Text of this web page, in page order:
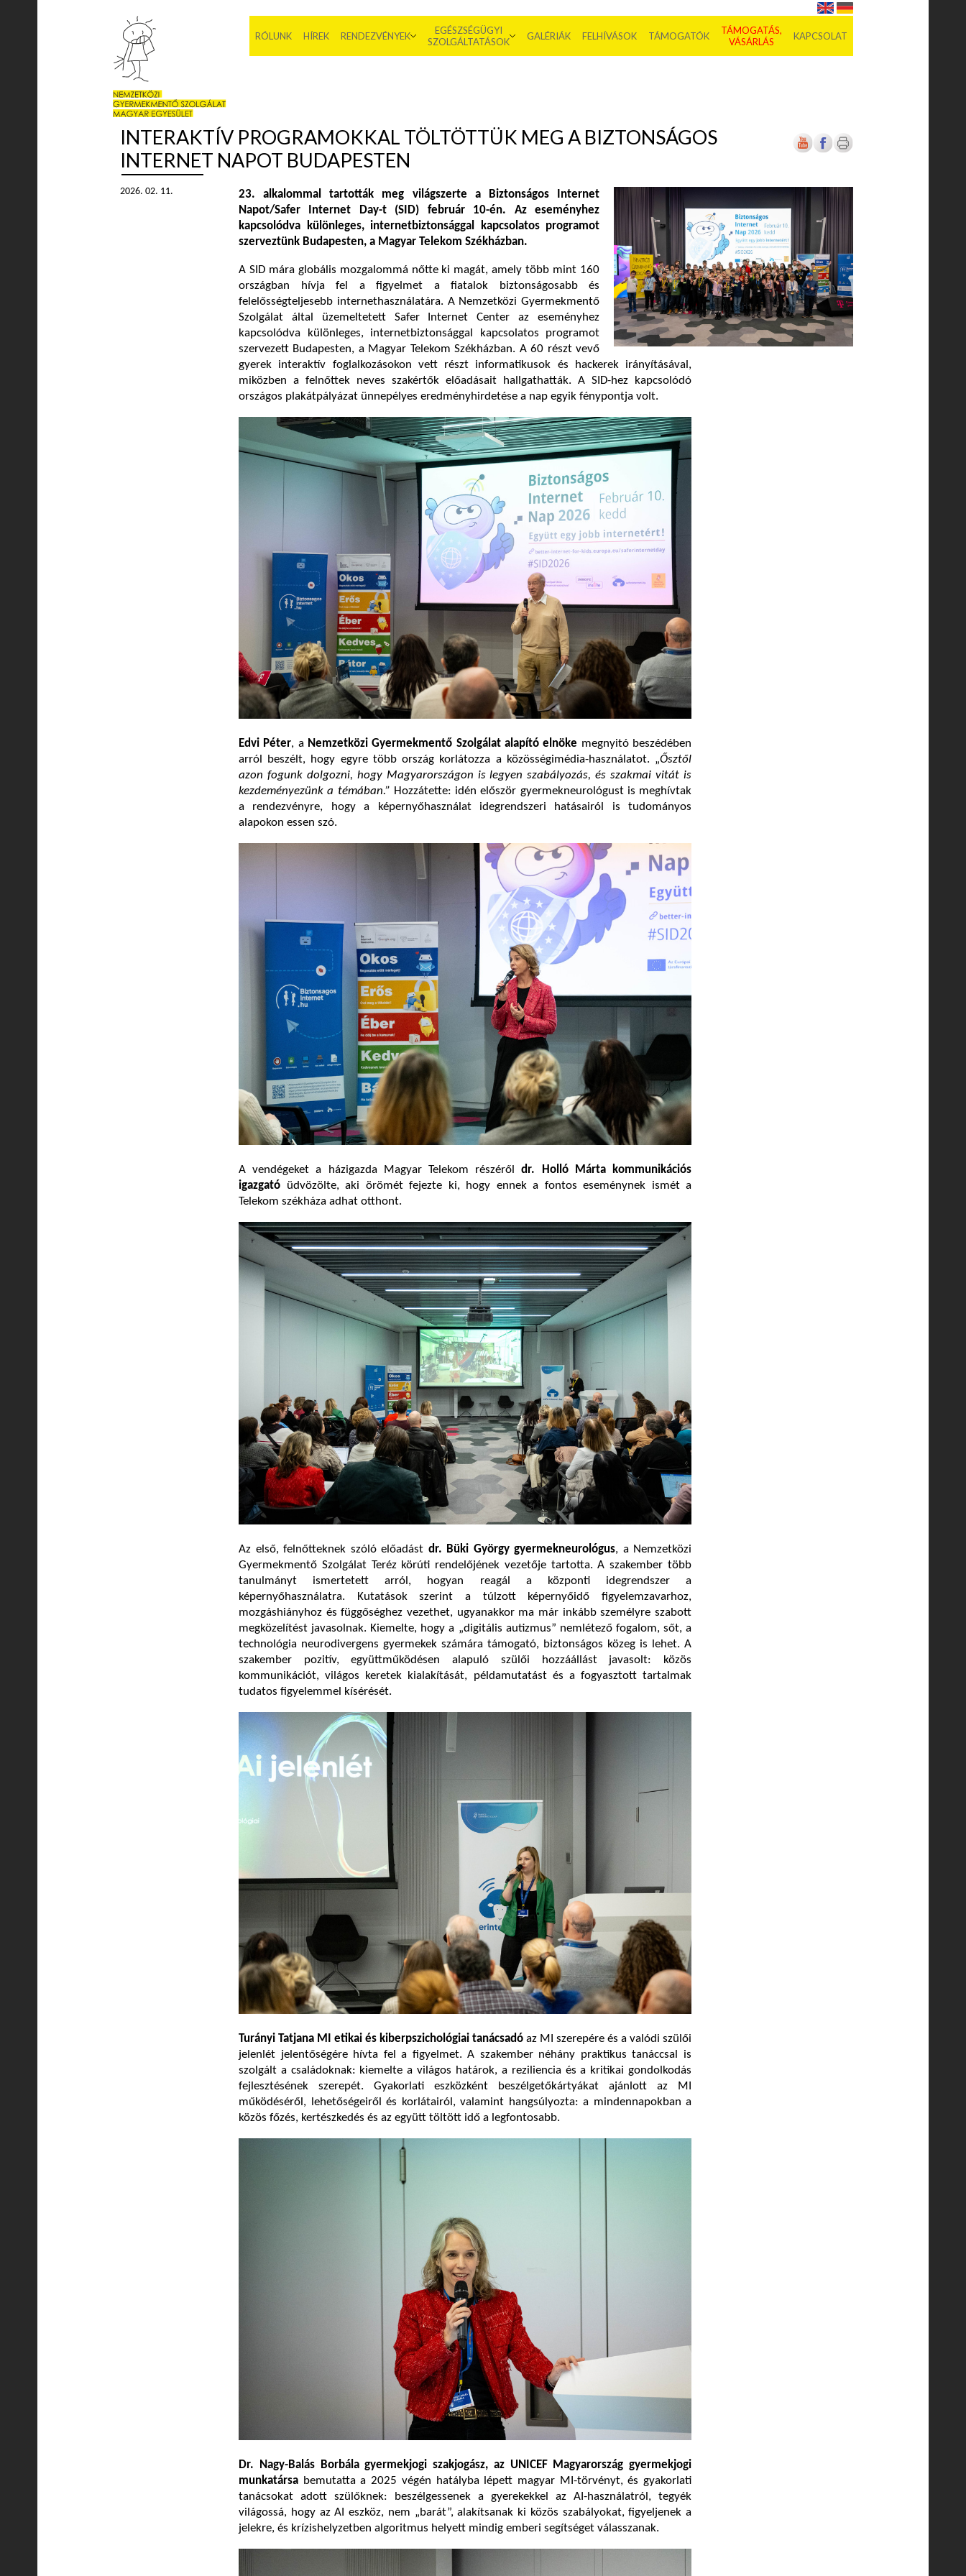
RÓLUNK HÍREK RENDEZVÉNYEK
EGÉSZSÉGÜGYI
SZOLGÁLTATÁSOK
GALÉRIÁK FELHÍVÁSOK TÁMOGATÓK
TÁMOGATÁS,
VÁSÁRLÁS
KAPCSOLAT
INTERAKTÍV PROGRAMOKKAL TÖLTÖTTÜK MEG A BIZTONSÁGOS
INTERNET NAPOT BUDAPESTEN
2026. 02. 11.
23. alkalommal tartották meg világszerte a Biztonságos Internet
Napot/Safer Internet Day-t (SID) február 10-én. Az eseményhez
kapcsolódva különleges, internetbiztonsággal kapcsolatos programot
szerveztünk Budapesten, a Magyar Telekom Székházban.
A SID mára globális mozgalommá nőtte ki magát, amely több mint 160
országban hívja fel a figyelmet a fiatalok biztonságosabb és
felelősségteljesebb internethasználatára. A Nemzetközi Gyermekmentő
Szolgálat által üzemeltetett Safer Internet Center az eseményhez
kapcsolódva különleges, internetbiztonsággal kapcsolatos programot
szervezett Budapesten, a Magyar Telekom Székházban. A 60 részt vevő
gyerek interaktív foglalkozásokon vett részt informatikusok és hackerek irányításával,
miközben a felnőttek neves szakértők előadásait hallgathatták. A SID-hez kapcsolódó
országos plakátpályázat ünnepélyes eredményhirdetése a nap egyik fénypontja volt.
Edvi Péter, a Nemzetközi Gyermekmentő Szolgálat alapító elnöke megnyitó beszédében
arról beszélt, hogy egyre több ország korlátozza a közösségimédia-használatot. „Ősztől
azon fogunk dolgozni, hogy Magyarországon is legyen szabályozás, és szakmai vitát is
kezdeményezünk a témában.” Hozzátette: idén először gyermekneurológust is meghívtak
a rendezvényre, hogy a képernyőhasználat idegrendszeri hatásairól is tudományos
alapokon essen szó.
A vendégeket a házigazda Magyar Telekom részérőldr. Holló Márta kommunikációs
igazgató üdvözölte, aki örömét fejezte ki, hogy ennek a fontos eseménynek ismét a
Telekom székháza adhat otthont.
Az első, felnőtteknek szóló előadást dr. Büki György gyermekneurológus, a Nemzetközi
Gyermekmentő Szolgálat Teréz körúti rendelőjének vezetője tartotta. A szakember több
tanulmányt ismertetett arról, hogyan reagál a központi idegrendszer a
képernyőhasználatra. Kutatások szerint a túlzott képernyőidő figyelemzavarhoz,
mozgáshiányhoz és függőséghez vezethet, ugyanakkor ma már inkább személyre szabott
megközelítést javasolnak. Kiemelte, hogy a „digitális autizmus” nemlétező fogalom, sőt, a
technológia neurodivergens gyermekek számára támogató, biztonságos közeg is lehet. A
szakember pozitív, együttműködésen alapuló szülői hozzáállást javasolt: közös
kommunikációt, világos keretek kialakítását, példamutatást és a fogyasztott tartalmak
tudatos figyelemmel kísérését.
Turányi Tatjana MI etikai és kiberpszichológiai tanácsadó az MI szerepére és a valódi szülői
jelenlét jelentőségére hívta fel a figyelmet. A szakember néhány praktikus tanáccsal is
szolgált a családoknak: kiemelte a világos határok, a reziliencia és a kritikai gondolkodás
fejlesztésének szerepét. Gyakorlati eszközként beszélgetőkártyákat ajánlott az MI
működéséről, lehetőségeiről és korlátairól, valamint hangsúlyozta: a mindennapokban a
közös főzés, kertészkedés és az együtt töltött idő a legfontosabb.
Dr. Nagy-Balás Borbála gyermekjogi szakjogász, az UNICEF Magyarország gyermekjogi
munkatársa bemutatta a 2025 végén hatályba lépett magyar MI-törvényt, és gyakorlati
tanácsokat adott szülőknek: beszélgessenek a gyerekekkel az AI-használatról, tegyék
világossá, hogy az AI eszköz, nem „barát”, alakítsanak ki közös szabályokat, figyeljenek a
jelekre, és krízishelyzetben algoritmus helyett mindig emberi segítséget válasszanak.